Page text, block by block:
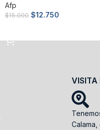
Afp
$15.000 $12.750
VISITA